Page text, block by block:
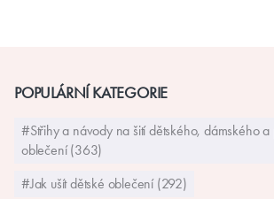
POPULÁRNÍ KATEGORIE
#Střihy a návody na šití dětského, dámského a
oblečení (363)
#Jak ušít dětské oblečení (292)